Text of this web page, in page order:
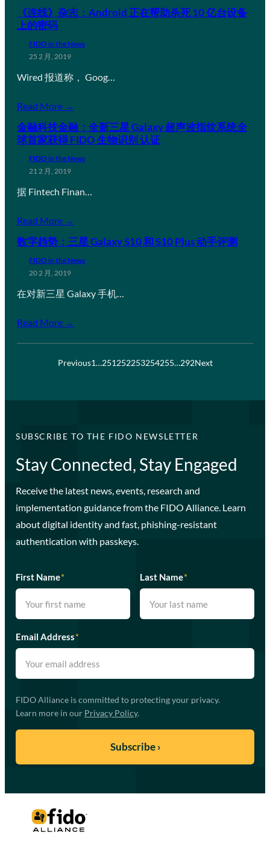
《连线》杂志：Android 正在帮助杀死 10 亿台设备
上的密码
FIDO in the News
25 2 月, 2019
Wired 报道称， Goog…
Read More →
金融科技金融：全新三星 Galaxy 超声波指纹系统全
球首家获得 FIDO 生物识别 认证
FIDO in the News
21 2 月, 2019
据 Fintech Finan…
Read More →
数字趋势：三星 Galaxy S10 和 S10 Plus 动手评测
FIDO in the News
20 2 月, 2019
在对新三星 Galaxy 手机…
Read More →
Previous1…251252253254255…292Next
SUBSCRIBE TO THE FIDO NEWSLETTER
Stay Connected, Stay Engaged
Receive the latest news, events, research and
implementation guidance from the FIDO Alliance. Learn
about digital identity and fast, phishing-resistant
authentication with passkeys.
First Name* Last Name*
Email Address*
FIDO Alliance is committed to protecting your privacy.
Learn more in our Privacy Policy.